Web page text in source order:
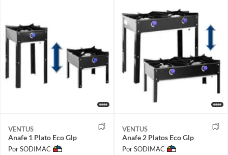
VENTUS
Anafe 1 Plato Eco Glp
Por SODIMAC
VENTUS
Anafe 2 Platos Eco Glp
Por SODIMAC